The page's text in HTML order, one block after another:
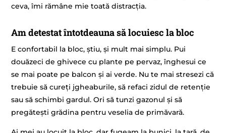
ceva, îmi rămâne mie toată distracția.
Am detestat întotdeauna să locuiesc la bloc
E confortabil la bloc, știu, și mult mai simplu. Pui
douăzeci de ghivece cu plante pe pervaz, înghesui ce
se mai poate pe balcon și ai verde. Nu te mai stresezi că
trebuie să cureți jgheaburile, să refaci zidul de retenție
sau să schimbi gardul. Ori să tunzi gazonul și să
pregătești grădina pentru veselia de primăvară.